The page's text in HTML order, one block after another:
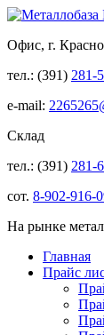
Офис, г.
тел.: (391) 281-
e-mail:
Склад
тел.: (391) 281-
сот. 8-902-916-
На рынке
Главная
Прайс